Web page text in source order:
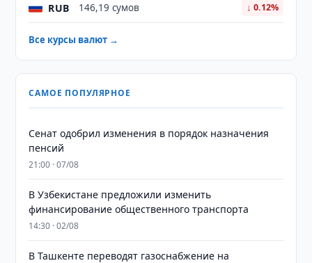
RUB 146,19 сумов ↓ 0.12%
Все курсы валют →
САМОЕ ПОПУЛЯРНОЕ
Сенат одобрил изменения в порядок назначения
пенсий
21:00 · 07/08
В Узбекистане предложили изменить
финансирование общественного транспорта
14:30 · 02/08
В Ташкенте переводят газоснабжение на